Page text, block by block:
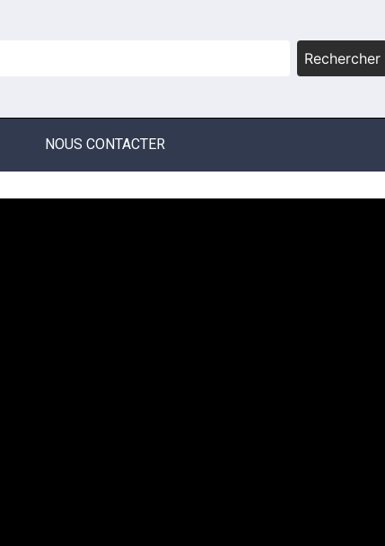
Rechercher
NOUS CONTACTER